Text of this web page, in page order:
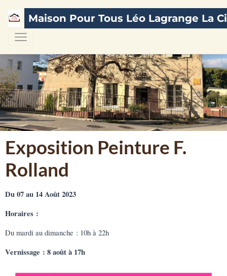
Maison Pour Tous Léo Lagrange La
Exposition Peinture F.
Rolland
Du 07 au 14 Août 2023
Horaires :
Du mardi au dimanche : 10h à 22h
Vernissage : 8 août à 17h